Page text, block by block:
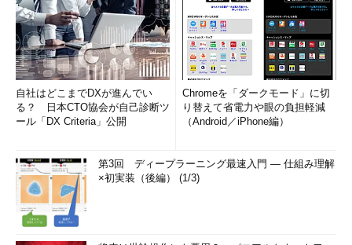
自社はどこまでDXが進んでい
る？ 日本CTO協会が自己診断ツ
ール「DX Criteria」公開
Chromeを「ダークモード」に切
り替えて省電力や眼の負担軽減
（Android／iPhone編）
第3回 ディープラーニング最速入門 ― 仕組み理解
×初実装（後編） (1/3)